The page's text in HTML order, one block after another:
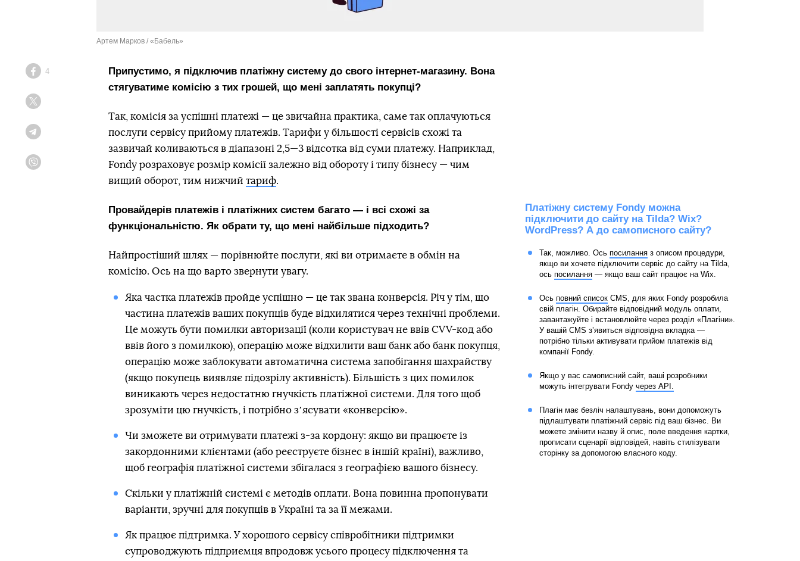
Артем Марков / «Бабель»
Facebook
4
Припустимо, я підключив платіжну систему до свого інтернет-магазину. Вона
стягуватиме комісію з тих грошей, що мені заплатять покупці?
Так, комісія за успішні платежі — це звичайна практика, саме так оплачуються
послуги сервісу прийому платежів. Тарифи у більшості сервісів схожі та
зазвичай коливаються в діапазоні 2,5—3 відсотка від суми платежу. Наприклад,
Fondy розраховує розмір комісії залежно від обороту і типу бізнесу — чим
вищий оборот, тим нижчий тариф.
Платіжну систему Fondy можна
підключити до сайту на Tilda? Wix?
WordPress? А до самописного сайту?
Так, можливо. Ось посилання з описом процедури,
якщо ви хочете підключити сервіс до сайту на Tilda,
ось посилання — якщо ваш сайт працює на Wix.
Ось повний список CMS, для яких Fondy розробила
свій плагін. Обирайте відповідний модуль оплати,
завантажуйте і встановлюйте через розділ «Плагіни».
У вашій CMS зʼявиться відповідна вкладка —
потрібно тільки активувати прийом платежів від
компанії Fondy.
Якщо у вас самописний сайт, ваші розробники
можуть інтегрувати Fondy через API.
Плагін має безліч налаштувань, вони допоможуть
підлаштувати платіжний сервіс під ваш бізнес. Ви
можете змінити назву й опис, поле введення картки,
прописати сценарії відповідей, навіть стилізувати
сторінку за допомогою власного коду.
Провайдерів платежів і платіжних систем багато — і всі схожі за
функціональністю. Як обрати ту, що мені найбільше підходить?
Найпростіший шлях — порівнюйте послуги, які ви отримаєте в обмін на
комісію. Ось на що варто звернути увагу.
Яка частка платежів пройде успішно — це так звана конверсія. Річ у тім, що
частина платежів ваших покупців буде відхилятися через технічні проблеми.
Це можуть бути помилки авторизації (коли користувач не ввів CVV-код або
ввів його з помилкою), операцію може відхилити ваш банк або банк покупця,
операцію може заблокувати автоматична система запобігання шахрайству
(якщо покупець виявляє підозрілу активність). Більшість з цих помилок
виникають через недостатню гнучкість платіжної системи. Для того щоб
зрозуміти цю гнучкість, і потрібно зʼясувати «конверсію».
Чи зможете ви отримувати платежі з-за кордону: якщо ви працюєте із
закордонними клієнтами (або реєструєте бізнес в іншій країні), важливо,
щоб географія платіжної системи збігалася з географією вашого бізнесу.
Скільки у платіжній системі є методів оплати. Вона повинна пропонувати
варіанти, зручні для покупців в Україні та за її межами.
Як працює підтримка. У хорошого сервісу співробітники підтримки
супроводжують підприємця впродовж усього процесу підключення та